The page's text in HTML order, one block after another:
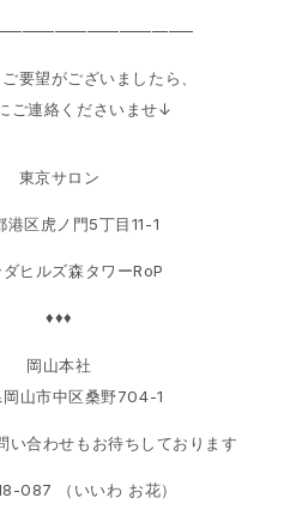
要望がございましたら、
ご連絡くださいませ↓
東京サロン
港区虎ノ門5丁目11-1
ヒルズ森タワーRoP
♦♦♦
岡山本社
岡山市中区桑野704-1
い合わせもお待ちしております
087 （いいわ お花）